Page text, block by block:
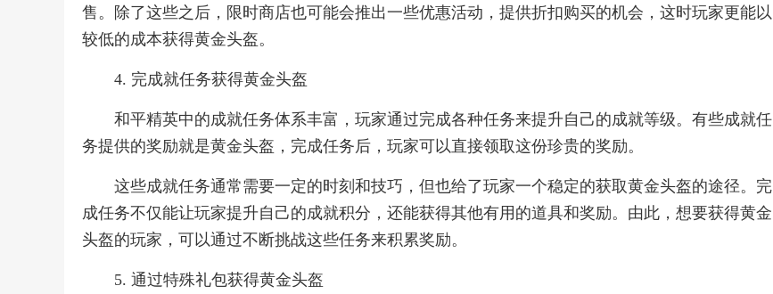
售。除了这些之后，限时商店也可能会推出一些优惠活动，提供折扣购买的机会，这时玩家更能以
较低的成本获得黄金头盔。
4. 完成就任务获得黄金头盔
和平精英中的成就任务体系丰富，玩家通过完成各种任务来提升自己的成就等级。有些成就任
务提供的奖励就是黄金头盔，完成任务后，玩家可以直接领取这份珍贵的奖励。
这些成就任务通常需要一定的时刻和技巧，但也给了玩家一个稳定的获取黄金头盔的途径。完
成任务不仅能让玩家提升自己的成就积分，还能获得其他有用的道具和奖励。由此，想要获得黄金
头盔的玩家，可以通过不断挑战这些任务来积累奖励。
5. 通过特殊礼包获得黄金头盔